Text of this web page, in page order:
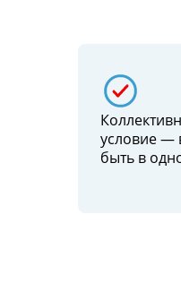
условие —
быть в